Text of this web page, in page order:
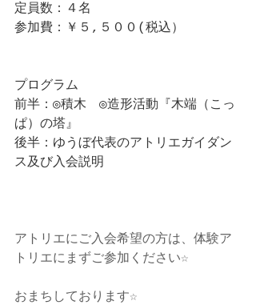
定員数：４名
参加費：￥５,５００(税込）
プログラム
前半：◎積木　◎造形活動『木端（こっ
ぱ）の塔』
後半：ゆうぼ代表のアトリエガイダン
ス及び入会説明
アトリエにご入会希望の方は、体験ア
トリエにまずご参加ください☆
おまちしております☆